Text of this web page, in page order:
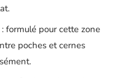
: formulé pour cette zone
poches et cernes